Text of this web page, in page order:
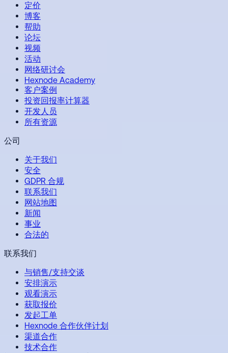
定价
博客
帮助
论坛
视频
活动
网络研讨会
Hexnode Academy
客户案例
投资回报率计算器
开发人员
所有资源
公司
关于我们
安全
GDPR 合规
联系我们
网站地图
新闻
事业
合法的
联系我们
与销售/支持交谈
安排演示
观看演示
获取报价
发起工单
Hexnode 合作伙伴计划
渠道合作
技术合作